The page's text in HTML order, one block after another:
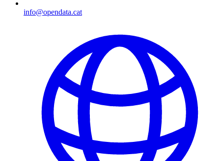
info@opendata.cat